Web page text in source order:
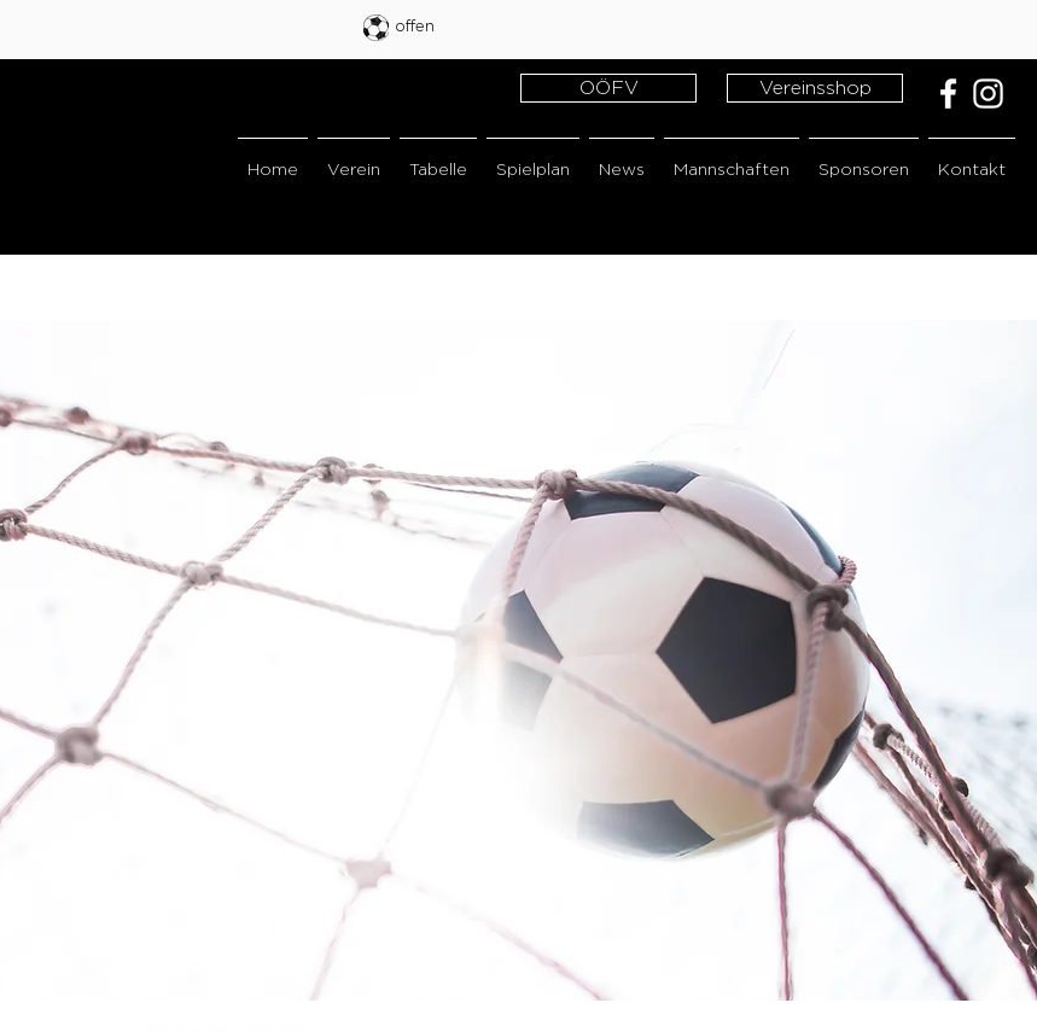
offen
OÖFV Vereinsshop
Home Verein Tabelle Spielplan News Mannschaften Sponsoren Kontakt